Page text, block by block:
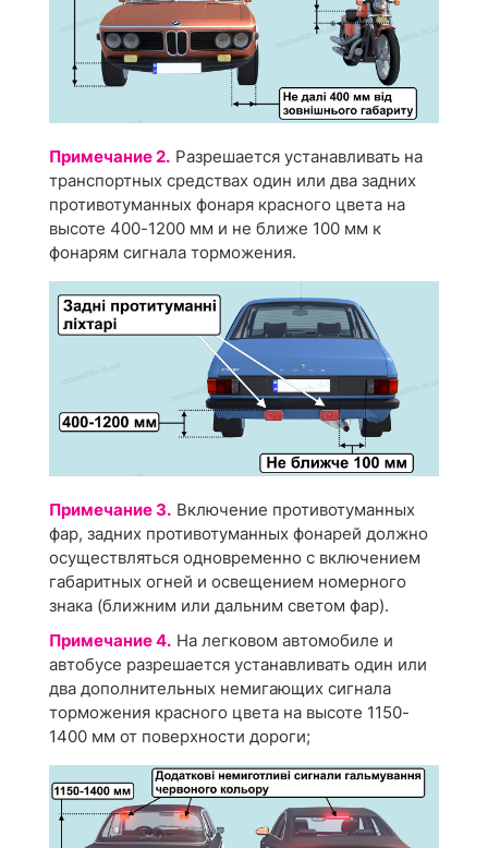
Примечание 2. Разрешается устанавливать на
транспортных средствах один или два задних
противотуманных фонаря красного цвета на
высоте 400-1200 мм и не ближе 100 мм к
фонарям сигнала торможения.
Примечание 3. Включение противотуманных
фар, задних противотуманных фонарей должно
осуществляться одновременно с включением
габаритных огней и освещением номерного
знака (ближним или дальним светом фар).
Примечание 4. На легковом автомобиле и
автобусе разрешается устанавливать один или
два дополнительных немигающих сигнала
торможения красного цвета на высоте 1150-
1400 мм от поверхности дороги;